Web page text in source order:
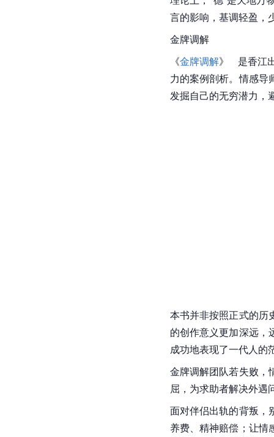
言的影响，基调轻盈，
金牌调解
《金牌调解》   是香江
力的案例剖析。情感导
发掘自己的无穷潜力，
本书并非按照正式的历
的创作意义更加深远，
成功地表现了一代人的
金牌调解团队若失败，
屈，为求助者解决外遇
面对伴侣出轨的背叛，
养费、精神赔偿；让情